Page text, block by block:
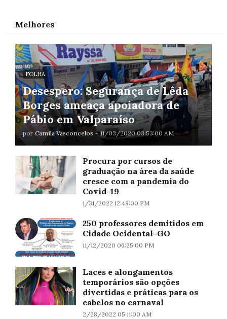
Melhores
FOLHA
Desespero: Segurança de Lêda
Borges ameaça apoiadora de
Pábio em Valparaíso
por Camila Vasconcelos - 11/03/2020 03:53:00 AM
Procura por cursos de
graduação na área da saúde
cresce com a pandemia do
Covid-19
1/31/2022 12:48:00 PM
250 professores demitidos em
Cidade Ocidental-GO
11/12/2020 06:25:00 PM
Laces e alongamentos
temporários são opções
divertidas e práticas para os
cabelos no carnaval
2/28/2022 05:11:00 AM